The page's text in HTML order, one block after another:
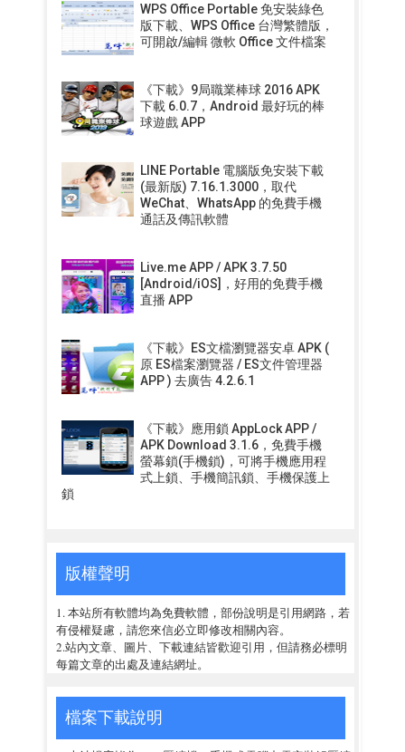
WPS Office Portable 免安裝綠色
版下載、WPS Office 台灣繁體版，
可開啟/編輯 微軟 Office 文件檔案
《下載》9局職業棒球 2016 APK
下載 6.0.7，Android 最好玩的棒
球遊戲 APP
LINE Portable 電腦版免安裝下載
(最新版) 7.16.1.3000，取代
WeChat、WhatsApp 的免費手機
通話及傳訊軟體
Live.me APP / APK 3.7.50
[Android/iOS]，好用的免費手機
直播 APP
《下載》ES文檔瀏覽器安卓 APK (
原 ES檔案瀏覽器 / ES文件管理器
APP ) 去廣告 4.2.6.1
《下載》應用鎖 AppLock APP /
APK Download 3.1.6，免費手機
螢幕鎖(手機鎖)，可將手機應用程
式上鎖、手機簡訊鎖、手機保護上
鎖
版權聲明
1. 本站所有軟體均為免費軟體，部份說明是引用網路，若
有侵權疑慮，請您來信必立即修改相關內容。
2.站內文章、圖片、下載連結皆歡迎引用，但請務必標明
每篇文章的出處及連結網址。
檔案下載說明